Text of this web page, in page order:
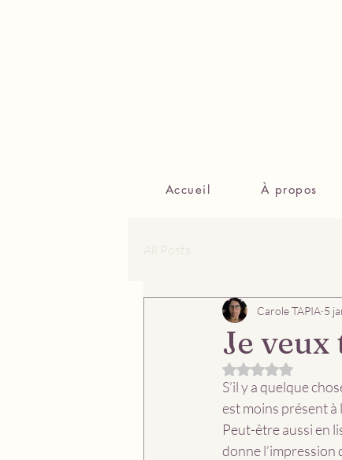
Accueil À propos
All Posts
Je
Carole TAPIA 5
Noté NaN étoiles
S’il y a quelque
est moins présent à
Peut-être aussi en
donne l’impression